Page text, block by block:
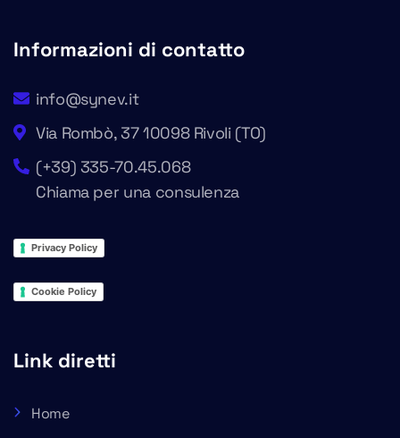
Informazioni di contatto
info@synev.it
Via Rombò, 37 10098 Rivoli (TO)
(+39) 335-70.45.068
Chiama per una consulenza
Privacy Policy
Cookie Policy
Link diretti
Home